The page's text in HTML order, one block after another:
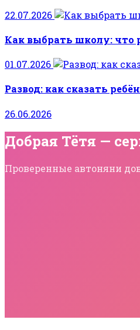
22.07.2026
Как выбрать школу: что
01.07.2026
Развод: как сказать
26.06.2026
Добрая Тётя —
Проверенные автоняни